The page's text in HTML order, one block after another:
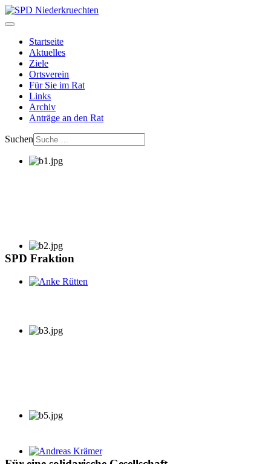
Startseite
Aktuelles
Ziele
Ortsverein
Für Sie im Rat
Links
Archiv
Anträge an den Rat
Suchen
SPD Fraktion